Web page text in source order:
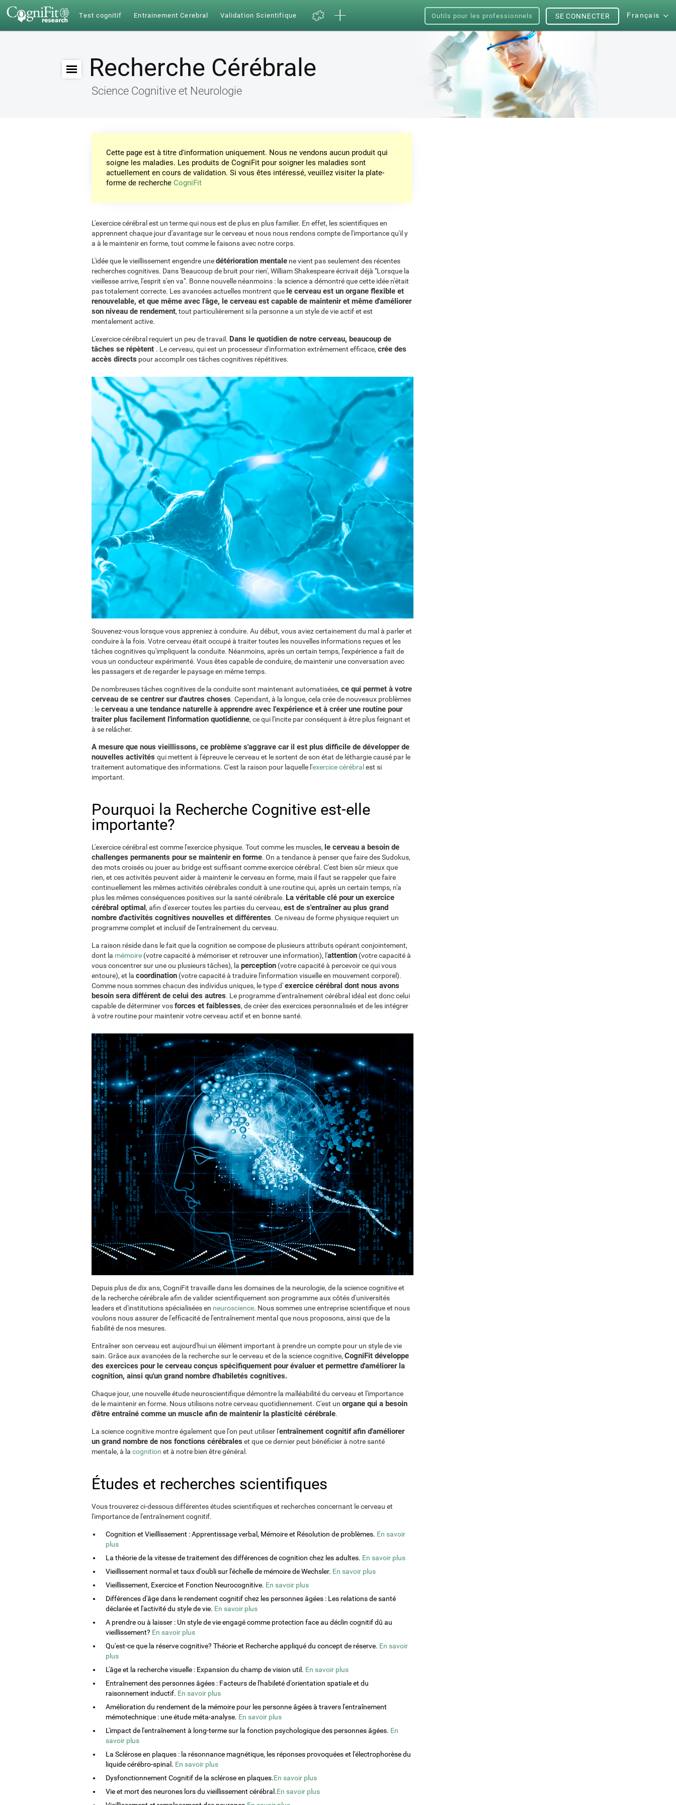
Test cognitif Entrainement Cerebral Validation Scientifique Outils pour les professionnels Français
SE CONNECTER
Recherche Cérébrale
Science Cognitive et Neurologie
Cette page est à titre d'information uniquement. Nous ne vendons aucun produit qui
soigne les maladies. Les produits de CogniFit pour soigner les maladies sont
actuellement en cours de validation. Si vous êtes intéressé, veuillez visiter la plate-
forme de recherche CogniFit
L'exercice cérébral est un terme qui nous est de plus en plus familier. En effet, les scientifiques en
apprennent chaque jour d'avantage sur le cerveau et nous nous rendons compte de l'importance qu'il y
a à le maintenir en forme, tout comme le faisons avec notre corps.
L'idée que le vieillissement engendre unedétérioration mentale ne vient pas seulement des récentes
recherches cognitives. Dans 'Beaucoup de bruit pour rien', William Shakespeare écrivait déjà "Lorsque la
vieillesse arrive, l'esprit s'en va". Bonne nouvelle néanmoins : la science a démontré que cette idée n'était
pas totalement correcte. Les avancées actuelles montrent que le cerveau est un organe flexible et
renouvelable, et que même avec l'âge, le cerveau est capable de maintenir et même d'améliorer
son niveau de rendement, tout particulièrement si la personne a un style de vie actif et est
mentalement active.
L'exercice cérébral requiert un peu de travail. Dans le quotidien de notre cerveau, beaucoup de
tâches se répètent . Le cerveau, qui est un processeur d'information extrêmement efficace, crée des
accès directs pour accomplir ces tâches cognitives répétitives.
Souvenez-vous lorsque vous appreniez à conduire. Au début, vous aviez certainement du mal à parler et
conduire à la fois. Votre cerveau était occupé à traiter toutes les nouvelles informations reçues et les
tâches cognitives qu'impliquent la conduite. Néanmoins, après un certain temps, l'expérience a fait de
vous un conducteur expérimenté. Vous êtes capable de conduire, de maintenir une conversation avec
les passagers et de regarder le paysage en même temps.
De nombreuses tâches cognitives de la conduite sont maintenant automatisées, ce qui permet à votre
cerveau de se centrer sur d'autres choses. Cependant, à la longue, cela crée de nouveaux problèmes
: lecerveau a une tendance naturelle à apprendre avec l'expérience et à créer une routine pour
traiter plus facilement l'information quotidienne, ce qui l'incite par conséquent à être plus feignant et
à se relâcher.
A mesure que nous vieillissons, ce problème s'aggrave car il est plus difficile de développer de
nouvelles activités qui mettent à l'épreuve le cerveau et le sortent de son état de léthargie causé par le
traitement automatique des informations. C'est la raison pour laquelle l'exercice cérébral est si
important.
Pourquoi la Recherche Cognitive est-elle
importante?
L'exercice cérébral est comme l'exercice physique. Tout comme les muscles, le cerveau a besoin de
challenges permanents pour se maintenir en forme. On a tendance à penser que faire des Sudokus,
des mots croisés ou jouer au bridge est suffisant comme exercice cérébral. C'est bien sûr mieux que
rien, et ces activités peuvent aider à maintenir le cerveau en forme, mais il faut se rappeler que faire
continuellement les mêmes activités cérébrales conduit à une routine qui, après un certain temps, n'a
plus les mêmes conséquences positives sur la santé cérébrale. La véritable clé pour un exercice
cérébral optimal, afin d'exercer toutes les parties du cerveau, est de s'entraîner au plus grand
nombre d'activités cognitives nouvelles et différentes. Ce niveau de forme physique requiert un
programme complet et inclusif de l'entraînement du cerveau.
La raison réside dans le fait que la cognition se compose de plusieurs attributs opérant conjointement,
dont la mémoire (votre capacité à mémoriser et retrouver une information), l'attention (votre capacité à
vous concentrer sur une ou plusieurs tâches), la perception (votre capacité à percevoir ce qui vous
entoure), et la coordination (votre capacité à traduire l'information visuelle en mouvement corporel).
Comme nous sommes chacun des individus uniques, le type d'exercice cérébral dont nous avons
besoin sera différent de celui des autres. Le programme d'entraînement cérébral idéal est donc celui
capable de déterminer vosforces et faiblesses, de créer des exercices personnalisés et de les intégrer
à votre routine pour maintenir votre cerveau actif et en bonne santé.
Depuis plus de dix ans, CogniFit travaille dans les domaines de la neurologie, de la science cognitive et
de la recherche cérébrale afin de valider scientifiquement son programme aux côtés d'universités
leaders et d'institutions spécialisées en neuroscience. Nous sommes une entreprise scientifique et nous
voulons nous assurer de l'efficacité de l'entraînement mental que nous proposons, ainsi que de la
fiabilité de nos mesures.
Entraîner son cerveau est aujourd'hui un élément important à prendre un compte pour un style de vie
sain. Grâce aux avancées de la recherche sur le cerveau et de la science cognitive, CogniFit développe
des exercices pour le cerveau conçus spécifiquement pour évaluer et permettre d'améliorer la
cognition, ainsi qu'un grand nombre d'habiletés cognitives.
Chaque jour, une nouvelle étude neuroscientifique démontre la malléabilité du cerveau et l'importance
de le maintenir en forme. Nous utilisons notre cerveau quotidiennement. C'est un organe qui a besoin
d'être entraîné comme un muscle afin de maintenir la plasticité cérébrale.
La science cognitive montre également que l'on peut utiliser l'entraînement cognitif afin d'améliorer
un grand nombre de nos fonctions cérébrales et que ce dernier peut bénéficier à notre santé
mentale, à la cognition et à notre bien être général.
Études et recherches scientifiques
Vous trouverez ci-dessous différentes études scientifiques et recherches concernant le cerveau et
l'importance de l'entraînement cognitif.
Cognition et Vieillissement : Apprentissage verbal, Mémoire et Résolution de problèmes. En savoir
plus
La théorie de la vitesse de traitement des différences de cognition chez les adultes. En savoir plus
Vieillissement normal et taux d'oubli sur l'échelle de mémoire de Wechsler. En savoir plus
Vieillissement, Exercice et Fonction Neurocognitive. En savoir plus
Différences d'âge dans le rendement cognitif chez les personnes âgées : Les relations de santé
déclarée et l'activité du style de vie. En savoir plus
A prendre ou à laisser : Un style de vie engagé comme protection face au déclin cognitif dû au
vieillissement? En savoir plus
Qu'est-ce que la réserve cognitive? Théorie et Recherche appliqué du concept de réserve. En savoir
plus
L'âge et la recherche visuelle : Expansion du champ de vision util. En savoir plus
Entraînement des personnes âgées : Facteurs de l'habileté d'orientation spatiale et du
raisonnement inductif. En savoir plus
Amélioration du rendement de la mémoire pour les personne âgées à travers l'entraînement
mémotechnique : une étude méta-analyse. En savoir plus
L'impact de l'entraînement à long-terme sur la fonction psychologique des personnes âgées. En
savoir plus
La Sclérose en plaques : la résonnance magnétique, les réponses provoquées et l'électrophorèse du
liquide cérébro-spinal. En savoir plus
Dysfonctionnement Cognitif de la sclérose en plaques.En savoir plus
Vie et mort des neurones lors du vieillissement cérébral.En savoir plus